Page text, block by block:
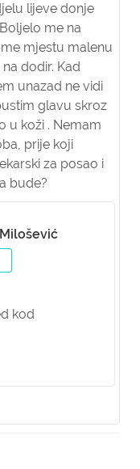
lijeve donje
me na
mjestu malenu
dodir. Kad
unazad ne vidi
glavu skroz
u koži . Nemam
prije koji
za posao i
bude?
kod